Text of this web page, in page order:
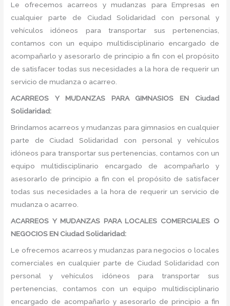
Le ofrecemos acarreos y mudanzas para Empresas en
cualquier parte de Ciudad Solidaridad con personal y
vehículos idóneos para transportar sus pertenencias,
contamos con un equipo multidisciplinario encargado de
acompañarlo y asesorarlo de principio a fin con el propósito
de satisfacer todas sus necesidades a la hora de requerir un
servicio de mudanza o acarreo.
ACARREOS Y MUDANZAS PARA GIMNASIOS EN Ciudad
Solidaridad:
Brindamos acarreos y mudanzas para gimnasios en cualquier
parte de Ciudad Solidaridad con personal y vehículos
idóneos para transportar sus pertenencias, contamos con un
equipo multidisciplinario encargado de acompañarlo y
asesorarlo de principio a fin con el propósito de satisfacer
todas sus necesidades a la hora de requerir un servicio de
mudanza o acarreo.
ACARREOS Y MUDANZAS PARA LOCALES COMERCIALES O
NEGOCIOS EN Ciudad Solidaridad:
Le ofrecemos acarreos y mudanzas para negocios o locales
comerciales en cualquier parte de Ciudad Solidaridad con
personal y vehículos idóneos para transportar sus
pertenencias, contamos con un equipo multidisciplinario
encargado de acompañarlo y asesorarlo de principio a fin